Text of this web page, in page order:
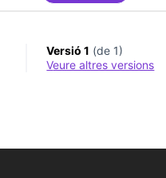
Versió 1 (de 1)
veure altres versions